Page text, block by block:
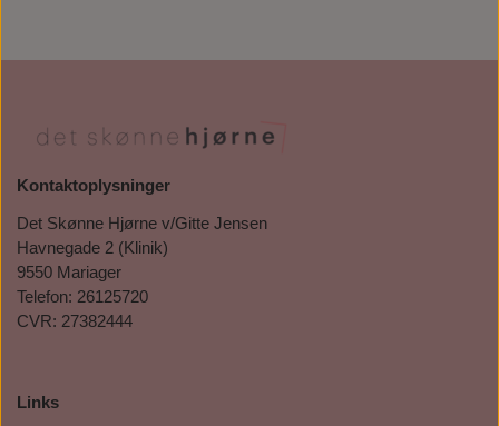
Kontaktoplysninger
Det Skønne Hjørne v/Gitte Jensen
Havnegade 2 (Klinik)
9550 Mariager
Telefon: 26125720
CVR: 27382444
Links